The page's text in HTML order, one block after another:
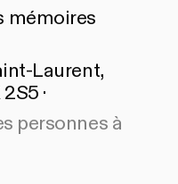
mémoires
Laurent,
·
personnes à